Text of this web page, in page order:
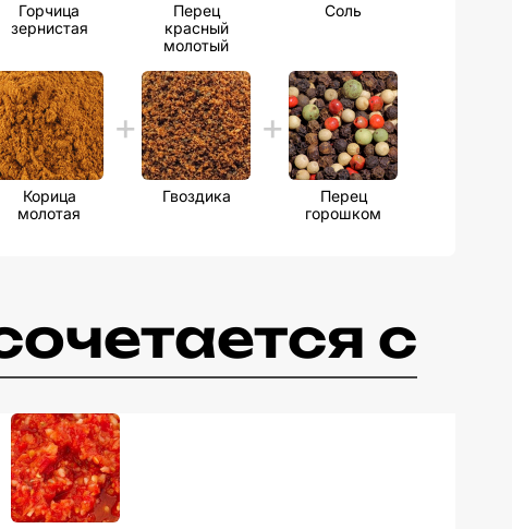
Горчица
зернистая
Перец
красный
молотый
Соль
Корица
молотая
Гвоздика
Перец
горошком
с